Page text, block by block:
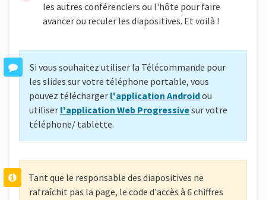
les autres conférenciers ou l'hôte pour faire
avancer ou reculer les diapositives. Et voilà !
Si vous souhaitez utiliser la Télécommande pour
les slides sur votre téléphone portable, vous
pouvez télécharger l'application Androidou
utiliser l'application Web Progressivesur votre
téléphone/ tablette.
Tant que le responsable des diapositives ne
rafraîchit pas la page, le code d'accès à 6 chiffres